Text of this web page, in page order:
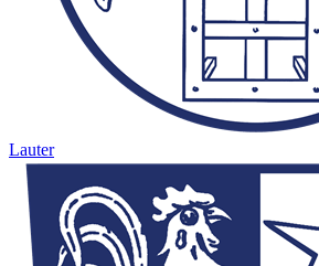
Lauter